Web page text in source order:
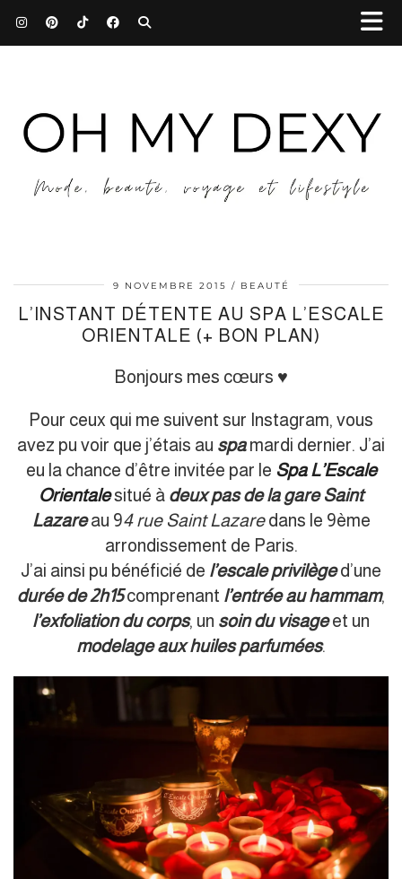
9 NOVEMBRE 2015 BEAUTÉ
L’INSTANT DÉTENTE AU SPA L’ESCALE
ORIENTALE (+ BON PLAN)
Bonjours mes cœurs ♥
Pour ceux qui me suivent sur Instagram, vous
avez pu voir que j’étais au spamardi dernier. J’ai
eu la chance d’être invitée par le Spa L’Escale
Orientalesitué à deux pas de la gare Saint
Lazareau 94 rue Saint Lazaredans le 9ème
arrondissement de Paris.
J’ai ainsi pu bénéficié de l’escale privilèged’une
durée de 2h15comprenant l’entrée au hammam,
l’exfoliation du corps, un soin du visageet un
modelage aux huiles parfumées.